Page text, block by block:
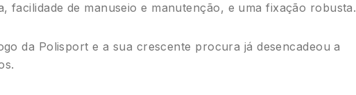
de manuseio e manutenção, e uma fixação robusta.
da Polisport e a sua crescente procura já desencadeou a